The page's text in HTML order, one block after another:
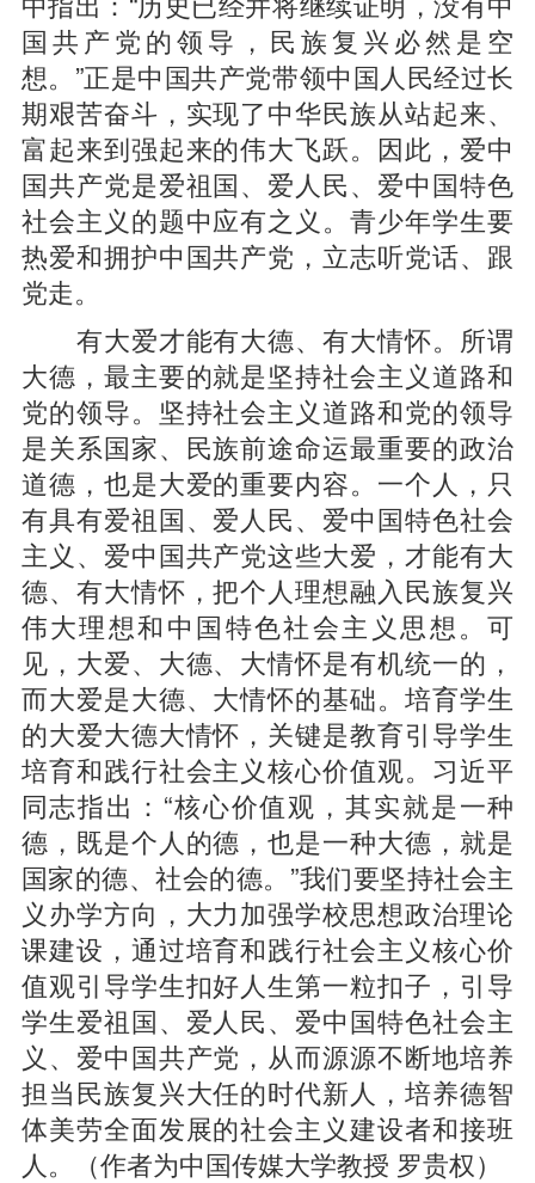
国共产党的领导，民族复兴必然是空
想。”正是中国共产党带领中国人民经过长
期艰苦奋斗，实现了中华民族从站起来、
富起来到强起来的伟大飞跃。因此，爱中
国共产党是爱祖国、爱人民、爱中国特色
社会主义的题中应有之义。青少年学生要
热爱和拥护中国共产党，立志听党话、跟
党走。
有大爱才能有大德、有大情怀。所谓
大德，最主要的就是坚持社会主义道路和
党的领导。坚持社会主义道路和党的领导
是关系国家、民族前途命运最重要的政治
道德，也是大爱的重要内容。一个人，只
有具有爱祖国、爱人民、爱中国特色社会
主义、爱中国共产党这些大爱，才能有大
德、有大情怀，把个人理想融入民族复兴
伟大理想和中国特色社会主义思想。可
见，大爱、大德、大情怀是有机统一的，
而大爱是大德、大情怀的基础。培育学生
的大爱大德大情怀，关键是教育引导学生
培育和践行社会主义核心价值观。习近平
同志指出：“核心价值观，其实就是一种
德，既是个人的德，也是一种大德，就是
国家的德、社会的德。”我们要坚持社会主
义办学方向，大力加强学校思想政治理论
课建设，通过培育和践行社会主义核心价
值观引导学生扣好人生第一粒扣子，引导
学生爱祖国、爱人民、爱中国特色社会主
义、爱中国共产党，从而源源不断地培养
担当民族复兴大任的时代新人，培养德智
体美劳全面发展的社会主义建设者和接班
人。（作者为中国传媒大学教授 罗贵权）